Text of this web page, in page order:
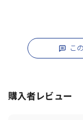
こ
購入者レビュー